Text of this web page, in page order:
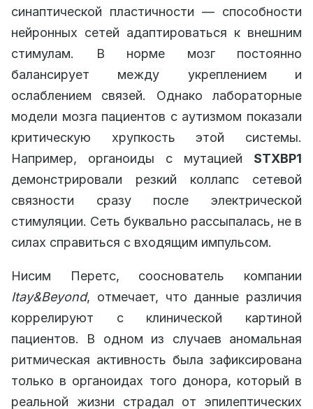
синаптической пластичности — способности
нейронных сетей адаптироваться к внешним
стимулам. В норме мозг постоянно
балансирует между укреплением и
ослаблением связей. Однако лабораторные
модели мозга пациентов с аутизмом показали
критическую хрупкость этой системы.
Например, органоиды с мутацией STXBP1
демонстрировали резкий коллапс сетевой
связности сразу после электрической
стимуляции. Сеть буквально рассыпалась, не в
силах справиться с входящим импульсом.
Нисим Перетс, сооснователь компании
Itay&Beyond, отмечает, что данные различия
коррелируют с клинической картиной
пациентов. В одном из случаев аномальная
ритмическая активность была зафиксирована
только в органоидах того донора, который в
реальной жизни страдал от эпилептических